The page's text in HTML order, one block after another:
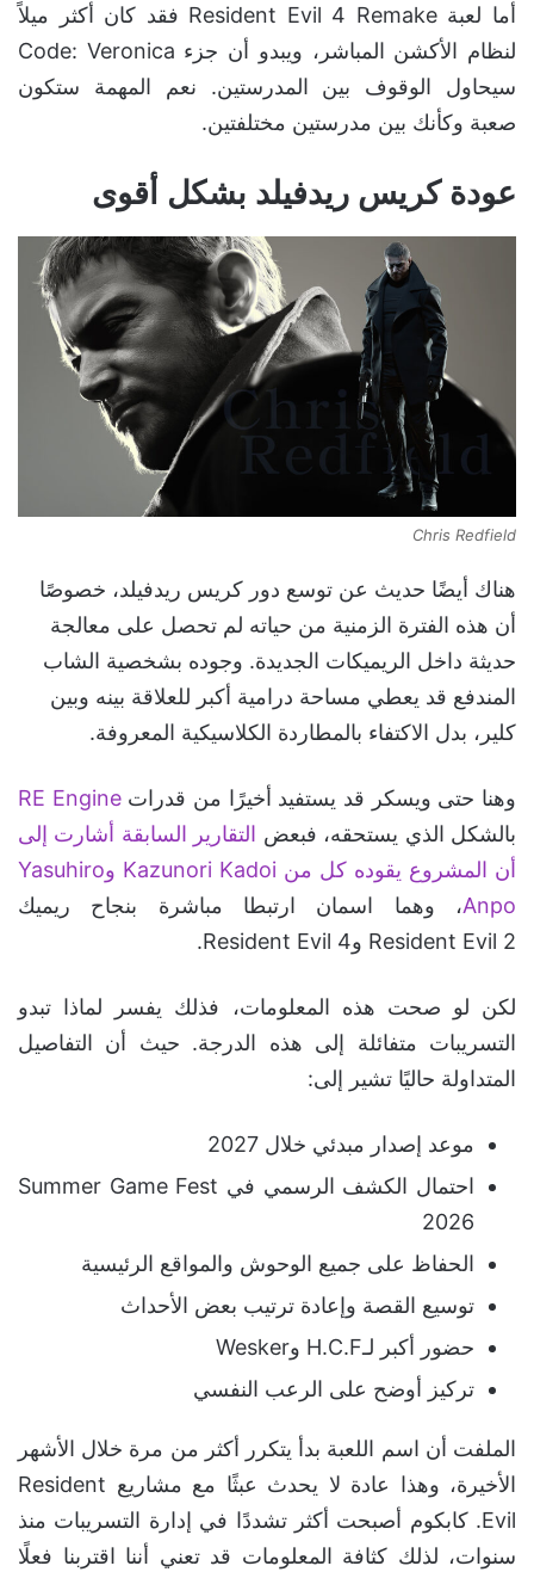
أما لعبة Resident Evil 4 Remake فقد كان أكثر ميلاً
لنظام الأكشن المباشر، ويبدو أن جزء Code: Veronica
سيحاول الوقوف بين المدرستين. نعم المهمة ستكون
صعبة وكأنك بين مدرستين مختلفتين.
عودة كريس ريدفيلد بشكل أقوى
Chris Redfield
هناك أيضًا حديث عن توسع دور كريس ريدفيلد، خصوصًا
أن هذه الفترة الزمنية من حياته لم تحصل على معالجة
حديثة داخل الريميكات الجديدة. وجوده بشخصية الشاب
المندفع قد يعطي مساحة درامية أكبر للعلاقة بينه وبين
كلير، بدل الاكتفاء بالمطاردة الكلاسيكية المعروفة.
وهنا حتى ويسكر قد يستفيد أخيرًا من قدراتRE Engine
بالشكل الذي يستحقه، فبعض التقارير السابقة أشارت إلى
أن المشروع يقوده كل من Kazunori Kadoi وYasuhiro
Anpo، وهما اسمان ارتبطا مباشرة بنجاح ريميك
Resident Evil 2 وResident Evil 4.
لكن لو صحت هذه المعلومات، فذلك يفسر لماذا تبدو
التسريبات متفائلة إلى هذه الدرجة. حيث أن التفاصيل
المتداولة حاليًا تشير إلى:
موعد إصدار مبدئي خلال 2027
احتمال الكشف الرسمي في Summer Game Fest
2026
الحفاظ على جميع الوحوش والمواقع الرئيسية
توسيع القصة وإعادة ترتيب بعض الأحداث
حضور أكبر لـH.C.F وWesker
تركيز أوضح على الرعب النفسي
الملفت أن اسم اللعبة بدأ يتكرر أكثر من مرة خلال الأشهر
الأخيرة، وهذا عادة لا يحدث عبثًا مع مشاريع Resident
Evil. كابكوم أصبحت أكثر تشددًا في إدارة التسريبات منذ
سنوات، لذلك كثافة المعلومات قد تعني أننا اقتربنا فعلًا